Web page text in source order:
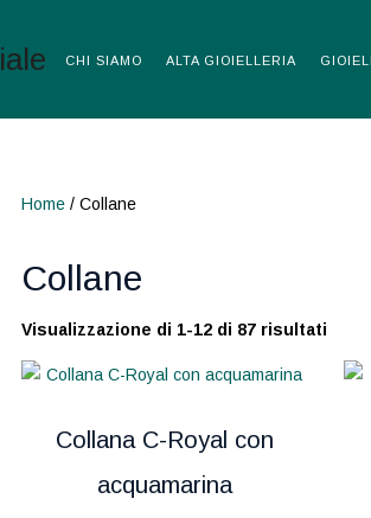
CHI SIAMO ALTA GIOIELLERIA
Home / Collane
Collane
Visualizzazione di 1-12 di 87 risultati
Collana C-Royal con
acquamarina